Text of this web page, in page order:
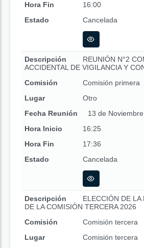
Hora Fin
16:00
Estado
Cancelada
Descripción
REUNIÓN N°2
ACCIDENTAL DE VIGILANCIA Y
Comisión
Comisión primera
Lugar
Otro
Fecha Reunión
13 de
Hora Inicio
16:25
Hora Fin
17:36
Estado
Cancelada
Descripción
ELECCIÓN DE LA
DE LA COMISIÓN TERCERA 2026
Comisión
Comisión tercera
Lugar
Comisión tercera